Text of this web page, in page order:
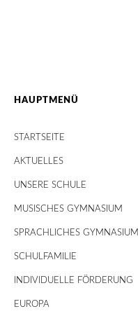
HAUPTMENÜ
STARTSEITE
AKTUELLES
UNSERE SCHULE
MUSISCHES GYMNASIUM
SPRACHLICHES GYMNASIUM
SCHULFAMILIE
INDIVIDUELLE FÖRDERUNG
EUROPA